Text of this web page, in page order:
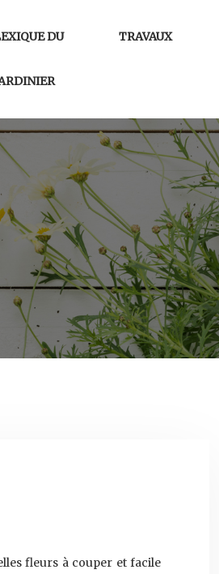
DU TRAVAUX
fleurs à couper et facile